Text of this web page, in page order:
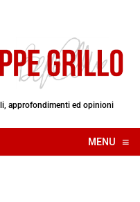
approfondimenti ed opinioni
MENU ≡
☰